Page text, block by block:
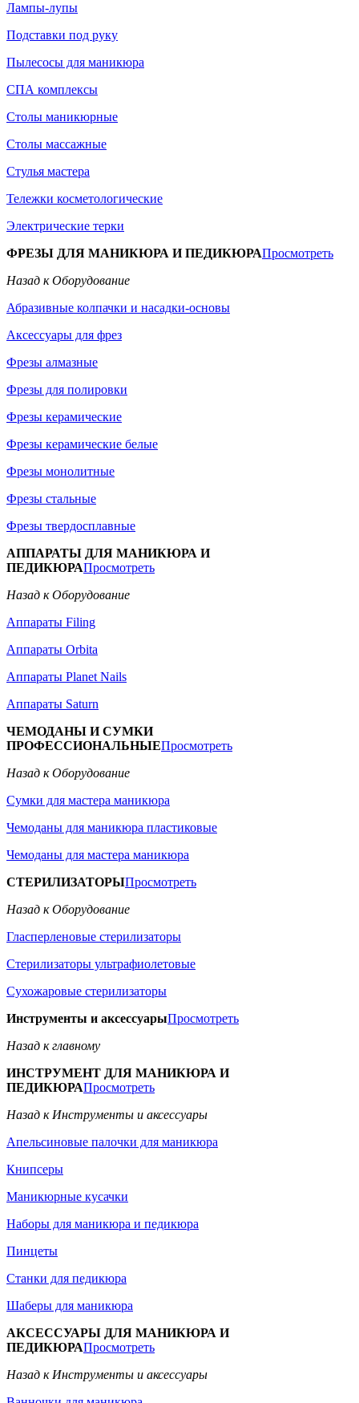
Лампы-лупы
Подставки под руку
Пылесосы для маникюра
СПА комплексы
Столы маникюрные
Столы массажные
Стулья мастера
Тележки косметологические
Электрические терки
ФРЕЗЫ ДЛЯ МАНИКЮРА И ПЕДИКЮРАПросмотреть
Назад к Оборудование
Абразивные колпачки и насадки-основы
Аксессуары для фрез
Фрезы алмазные
Фрезы для полировки
Фрезы керамические
Фрезы керамические белые
Фрезы монолитные
Фрезы стальные
Фрезы твердосплавные
АППАРАТЫ ДЛЯ МАНИКЮРА И
ПЕДИКЮРАПросмотреть
Назад к Оборудование
Аппараты Filing
Аппараты Orbita
Аппараты Planet Nails
Аппараты Saturn
ЧЕМОДАНЫ И СУМКИ
ПРОФЕССИОНАЛЬНЫЕПросмотреть
Назад к Оборудование
Сумки для мастера маникюра
Чемоданы для маникюра пластиковые
Чемоданы для мастера маникюра
СТЕРИЛИЗАТОРЫПросмотреть
Назад к Оборудование
Гласперленовые стерилизаторы
Стерилизаторы ультрафиолетовые
Сухожаровые стерилизаторы
Инструменты и аксессуарыПросмотреть
Назад к главному
ИНСТРУМЕНТ ДЛЯ МАНИКЮРА И
ПЕДИКЮРАПросмотреть
Назад к Инструменты и аксессуары
Апельсиновые палочки для маникюра
Книпсеры
Маникюрные кусачки
Наборы для маникюра и педикюра
Пинцеты
Станки для педикюра
Шаберы для маникюра
АКСЕССУАРЫ ДЛЯ МАНИКЮРА И
ПЕДИКЮРАПросмотреть
Назад к Инструменты и аксессуары